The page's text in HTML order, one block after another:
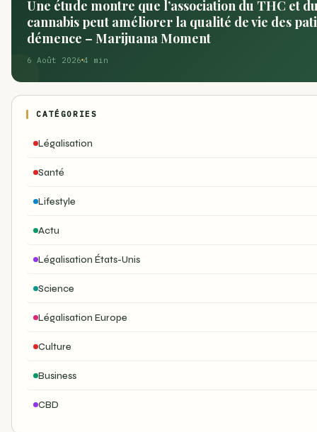
Une étude montre que l’association du THC et
cannabis peut améliorer la qualité de vie des
démence – Marijuana Moment
6 Août 2026 4 min
CATÉGORIES
Légalisation
Santé
Lifestyle
Actu
Légalisation États-Unis
Science
Légalisation Europe
Culture
Business
CBD